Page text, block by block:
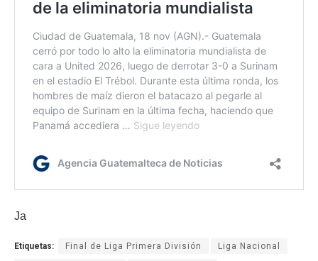
Ja
Etiquetas: Final de Liga Primera División Liga Nacional